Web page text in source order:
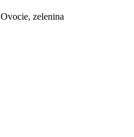
Ovocie, zelenina